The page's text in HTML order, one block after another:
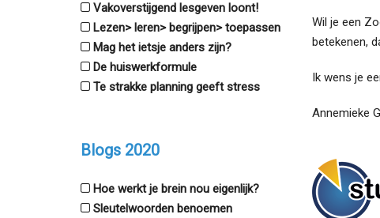
Vakoverstijgend lesgeven loont!
Lezen> leren> begrijpen> toepassen
Mag het ietsje anders zijn?
De huiswerkformule
Te strakke planning geeft stress
Blogs 2020
Hoe werkt je brein nou eigenlijk?
Sleutelwoorden benoemen
Wil je een
betekenen,
Ik wens je
Annemieke